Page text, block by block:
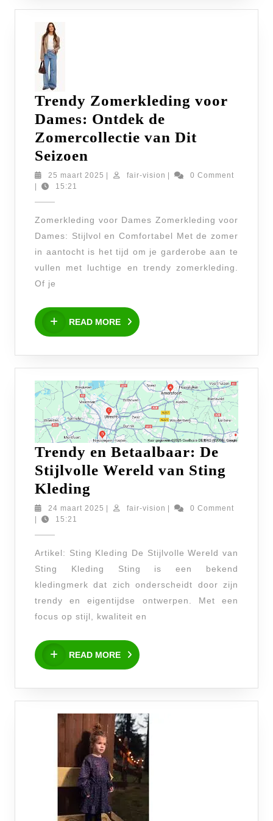
Trendy Zomerkleding voor
Dames: Ontdek de
Zomercollectie van Dit
Seizoen
Zomerkleding
Ontdek
de
Zomercollectie
Seizoen
25 maart 2025 25
fair-vision fair-
0 Comment
15:21
Zomerkleding voor Dames Zomerkleding voor
Dames: Stijlvol en Comfortabel Met de zomer
in aantocht is het tijd om je garderobe aan te
vullen met luchtige en trendy zomerkleding.
Of je
READ MORE
READ
MORE
Trendy en Betaalbaar: De
Stijlvolle Wereld van Sting
Kleding
en
Stijlvolle
Wereld
van
Sting
24 maart 2025 24
fair-vision fair-
0 Comment
15:21
Artikel: Sting Kleding De Stijlvolle Wereld van
Sting Kleding Sting is een bekend
kledingmerk dat zich onderscheidt door zijn
trendy en eigentijdse ontwerpen. Met een
focus op stijl, kwaliteit en
READ MORE
READ
MORE